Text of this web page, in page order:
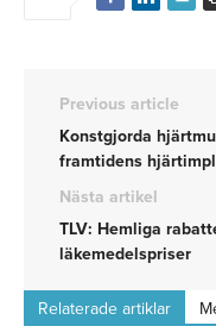
Previous article
Konstgjorda
framtidens
Nästa artikel
TLV: Hemliga
läkemedelspriser
Relaterade artiklar